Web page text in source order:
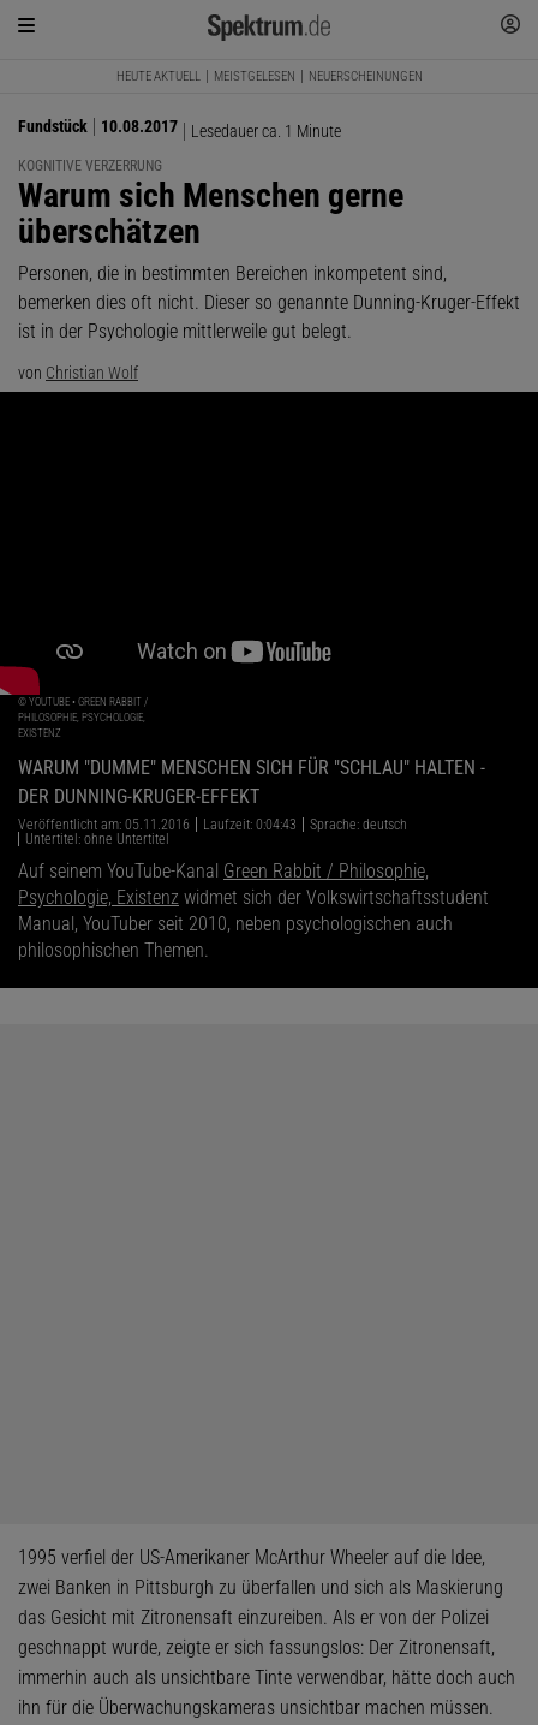
HEUTE AKTUELL MEISTGELESEN NEUERSCHEINUNGEN
Fundstück 10.08.2017 Lesedauer ca. 1 Minute
KOGNITIVE VERZERRUNG
:
Warum sich Menschen gerne
überschätzen
Personen, die in bestimmten Bereichen inkompetent sind,
bemerken dies oft nicht. Dieser so genannte Dunning-Kruger-Effekt
ist in der Psychologie mittlerweile gut belegt.
von Christian Wolf
© YOUTUBE • GREEN RABBIT /
PHILOSOPHIE, PSYCHOLOGIE,
EXISTENZ
WARUM "DUMME" MENSCHEN SICH FÜR "SCHLAU" HALTEN -
DER DUNNING-KRUGER-EFFEKT
Veröffentlicht am: 05.11.2016 Laufzeit: 0:04:43
Sprache: deutsch
Untertitel: ohne Untertitel
Auf seinem YouTube-Kanal Green Rabbit / Philosophie,
Psychologie, Existenz widmet sich der Volkswirtschaftsstudent
Manual, YouTuber seit 2010, neben psychologischen auch
philosophischen Themen.
1995 verfiel der US-Amerikaner McArthur Wheeler auf die Idee,
zwei Banken in Pittsburgh zu überfallen und sich als Maskierung
das Gesicht mit Zitronensaft einzureiben. Als er von der Polizei
geschnappt wurde, zeigte er sich fassungslos: Der Zitronensaft,
immerhin auch als unsichtbare Tinte verwendbar, hätte doch auch
ihn für die Überwachungskameras unsichtbar machen müssen.